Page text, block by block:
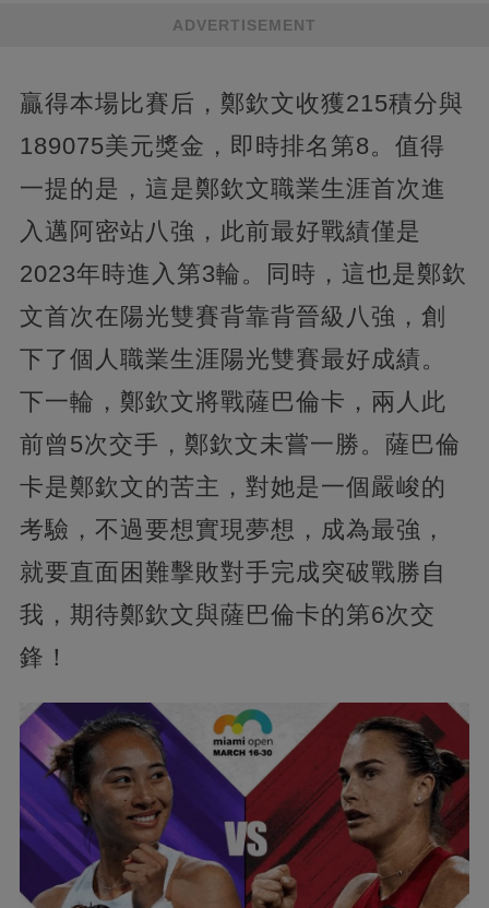
ADVERTISEMENT
贏得本場比賽后，鄭欽文收獲215積分與
189075美元獎金，即時排名第8。值得
一提的是，這是鄭欽文職業生涯首次進
入邁阿密站八強，此前最好戰績僅是
2023年時進入第3輪。同時，這也是鄭欽
文首次在陽光雙賽背靠背晉級八強，創
下了個人職業生涯陽光雙賽最好成績。
下一輪，鄭欽文將戰薩巴倫卡，兩人此
前曾5次交手，鄭欽文未嘗一勝。薩巴倫
卡是鄭欽文的苦主，對她是一個嚴峻的
考驗，不過要想實現夢想，成為最強，
就要直面困難擊敗對手完成突破戰勝自
我，期待鄭欽文與薩巴倫卡的第6次交
鋒！